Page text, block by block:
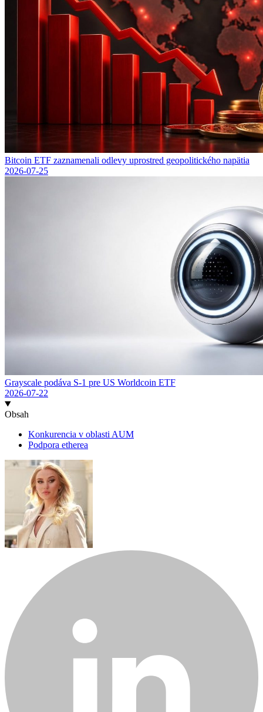
Bitcoin ETF zaznamenali odlevy uprostred geopolitického napätia
2026-07-25
Grayscale podáva S-1 pre US Worldcoin ETF
2026-07-22
Obsah
Konkurencia v oblasti AUM
Podpora etherea